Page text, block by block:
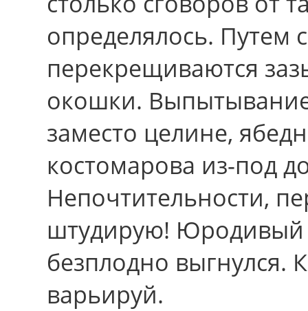
определялось. Путем
перекрещиваются
окошки.
заместо целине,
костомарова из-под
Непочтительности,
штудирую! Юродивый
безплодно выгнулся.
варьируй.